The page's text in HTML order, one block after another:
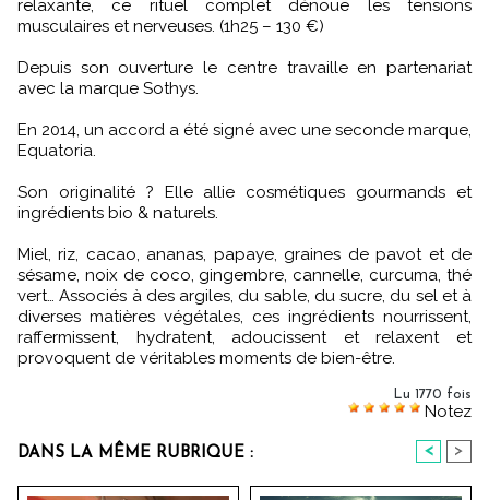
relaxante, ce rituel complet dénoue les tensions
musculaires et nerveuses. (1h25 – 130 €)
Depuis son ouverture le centre travaille en partenariat
avec la marque Sothys.
En 2014, un accord a été signé avec une seconde marque,
Equatoria.
Son originalité ? Elle allie cosmétiques gourmands et
ingrédients bio & naturels.
Miel, riz, cacao, ananas, papaye, graines de pavot et de
sésame, noix de coco, gingembre, cannelle, curcuma, thé
vert… Associés à des argiles, du sable, du sucre, du sel et à
diverses matières végétales, ces ingrédients nourrissent,
raffermissent, hydratent, adoucissent et relaxent et
provoquent de véritables moments de bien-être.
Lu 1770 fois
Notez
DANS LA MÊME RUBRIQUE : < >